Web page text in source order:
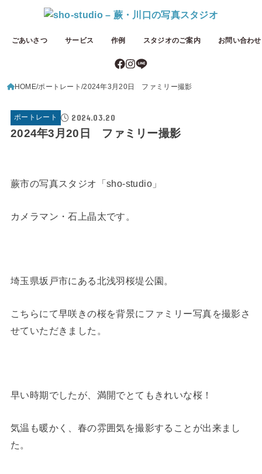
ごあいさつ サービス 作例 スタジオのご案内 お問い合わせ
HOME ポートレート 2024年3月20日 ファミリー撮影
ポートレート 2024.03.20
2024年3月20日 ファミリー撮影
蕨市の写真スタジオ「sho-studio」
カメラマン・石上晶太です。
埼玉県坂戸市にある北浅羽桜堤公園。
こちらにて早咲きの桜を背景にファミリー写真を撮影さ
せていただきました。
早い時期でしたが、満開でとてもきれいな桜！
気温も暖かく、春の雰囲気を撮影することが出来まし
た。